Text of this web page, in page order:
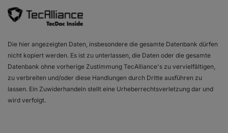
Die hier angezeigten Daten, insbesondere die gesamte Datenbank dürfen
nicht kopiert werden. Es ist zu unterlassen, die Daten oder die gesamte
Datenbank ohne vorherige Zustimmung TecAlliance's zu vervielfältigen,
zu verbreiten und/oder diese Handlungen durch Dritte ausführen zu
lassen. Ein Zuwiderhandeln stellt eine Urheberrechtsverletzung dar und
wird verfolgt.